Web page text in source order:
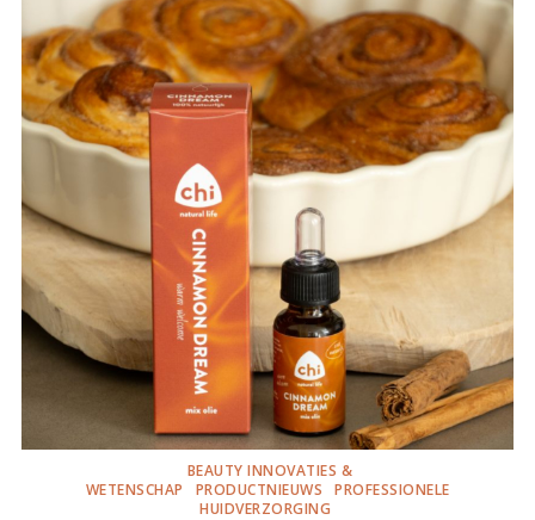
BEAUTY INNOVATIES &
WETENSCHAP
PRODUCTNIEUWS
PROFESSIONELE
HUIDVERZORGING